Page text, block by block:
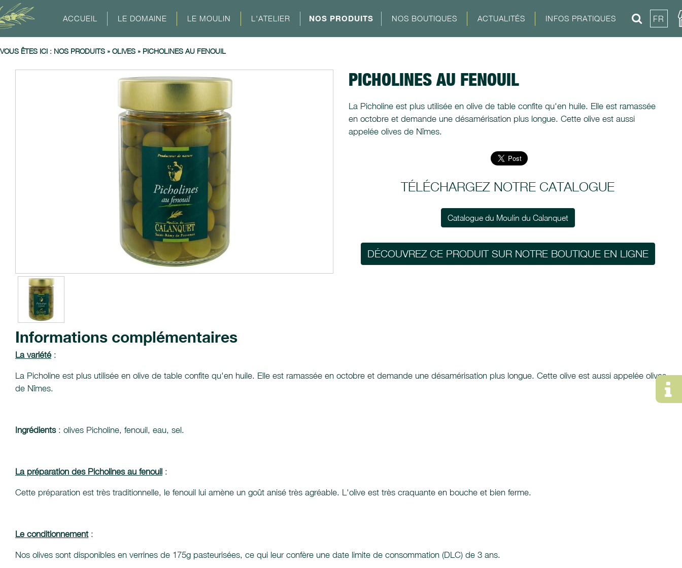
ACCUEIL LE DOMAINE LE MOULIN L'ATELIER NOS PRODUITS NOS BOUTIQUES ACTUALITÉS INFOS PRATIQUES FR
VOUS ÊTES ICI : NOS PRODUITS » OLIVES » PICHOLINES AU FENOUIL
PICHOLINES AU FENOUIL
La Picholine est plus utilisée en olive de table confite qu'en huile. Elle est ramassée
en octobre et demande une désamérisation plus longue. Cette olive est aussi
appelée olives de Nîmes.
TÉLÉCHARGEZ NOTRE CATALOGUE
Catalogue du Moulin du Calanquet
DÉCOUVREZ CE PRODUIT SUR NOTRE BOUTIQUE EN LIGNE
Informations complémentaires
La variété :
La Picholine est plus utilisée en olive de table confite qu'en huile. Elle est ramassée en octobre et demande une désamérisation plus longue. Cette olive est aussi appelée olives
de Nîmes.
Ingrédients: olives Picholine, fenouil, eau, sel.
La préparation des Picholines au fenouil :
Cette préparation est très traditionnelle, le fenouil lui amène un goût anisé très agréable. L'olive est très craquante en bouche et bien ferme.
Le conditionnement:
Nos olives sont disponibles en verrines de 175g pasteurisées, ce qui leur confère une date limite de consommation (DLC) de 3 ans.